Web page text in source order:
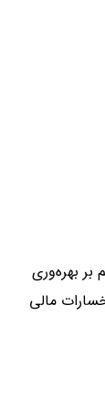
بر بهره‌وری
مالی